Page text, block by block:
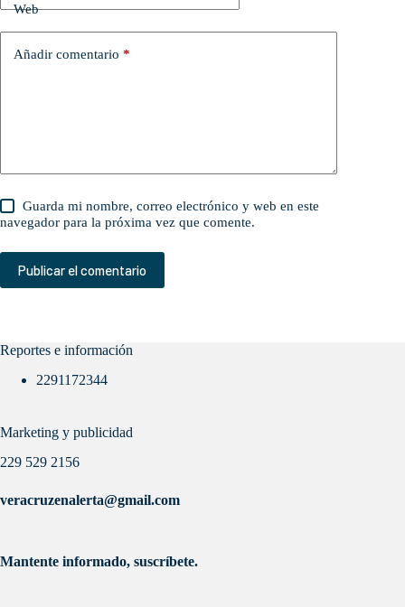
Web
Añadir comentario *
Guarda mi nombre, correo electrónico y web en este
navegador para la próxima vez que comente.
Publicar el comentario
Reportes e información
2291172344
Marketing y publicidad
229 529 2156
veracruzenalerta@gmail.com
Mantente informado, suscríbete.